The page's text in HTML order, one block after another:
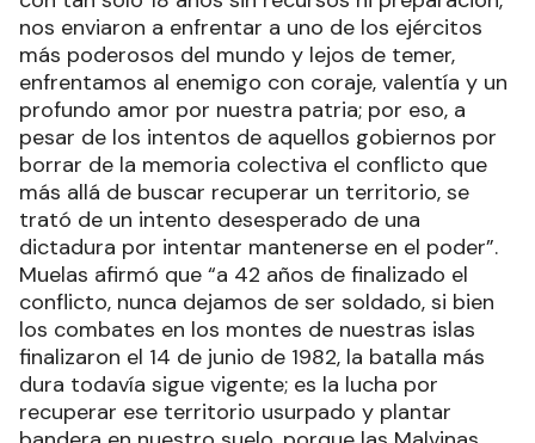
nos enviaron a enfrentar a uno de los ejércitos
más poderosos del mundo y lejos de temer,
enfrentamos al enemigo con coraje, valentía y un
profundo amor por nuestra patria; por eso, a
pesar de los intentos de aquellos gobiernos por
borrar de la memoria colectiva el conflicto que
más allá de buscar recuperar un territorio, se
trató de un intento desesperado de una
dictadura por intentar mantenerse en el poder”.
Muelas afirmó que “a 42 años de finalizado el
conflicto, nunca dejamos de ser soldado, si bien
los combates en los montes de nuestras islas
finalizaron el 14 de junio de 1982, la batalla más
dura todavía sigue vigente; es la lucha por
recuperar ese territorio usurpado y plantar